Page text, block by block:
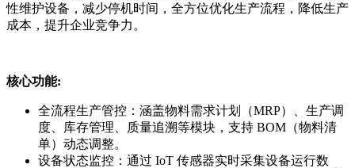
性维护设备，减少停机时间，全方位优化生产流程，降低生产
成本，提升企业竞争力。
核心功能:
全流程生产管控：涵盖物料需求计划（MRP）、生产调
度、库存管理、质量追溯等模块，支持 BOM（物料清
单）动态调整。
设备状态监控：通过 IoT 传感器实时采集设备运行数